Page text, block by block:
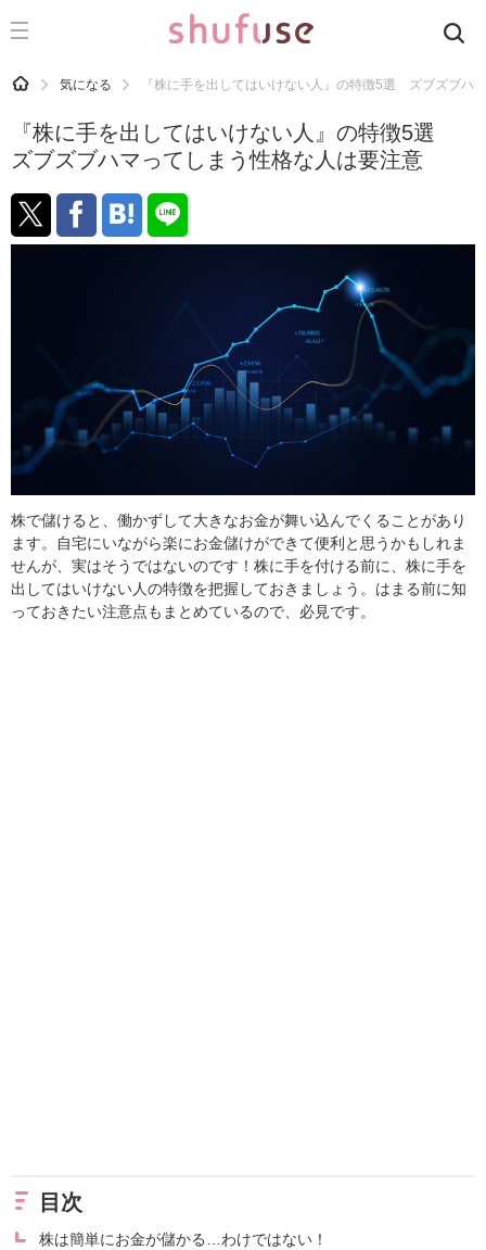
CATEGORY 記事カテゴリ
運気
洗濯
生活の知恵
趣味
食材辞典
HOME 気になる 『株に手を出してはいけない人』の特徴5選 ズブズブハ
『株に手を出してはいけない人』の特徴5選
ズブズブハマってしまう性格な人は要注意
株で儲けると、働かずして大きなお金が舞い込んでくることがあり
ます。自宅にいながら楽にお金儲けができて便利と思うかもしれま
せんが、実はそうではないのです！株に手を付ける前に、株に手を
出してはいけない人の特徴を把握しておきましょう。はまる前に知
っておきたい注意点もまとめているので、必見です。
目次
株は簡単にお金が儲かる…わけではない！